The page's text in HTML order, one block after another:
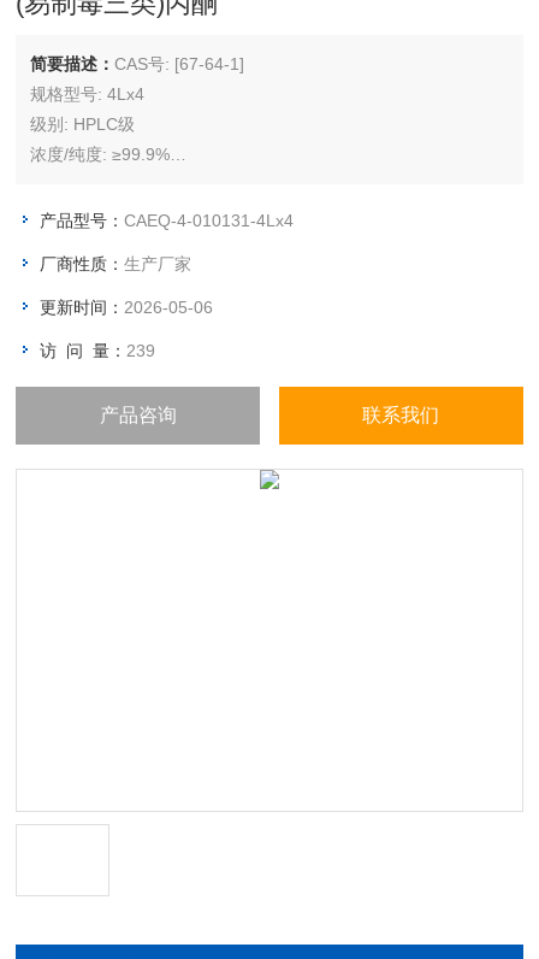
简要描述：CAS号: [67-64-1]
规格型号: 4Lx4
级别: HPLC级
浓度/纯度: ≥99.9%
产品型号：CAEQ-4-010131-4Lx4
厂商性质：生产厂家
更新时间： 2026-05-06
访 问 量： 239
产品咨询 联系我们